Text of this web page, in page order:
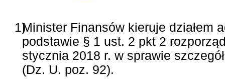
1)Minister Finansów kieruje działem
podstawie § 1 ust. 2 pkt 2
stycznia 2018 r. w sprawie
(Dz. U. poz. 92).